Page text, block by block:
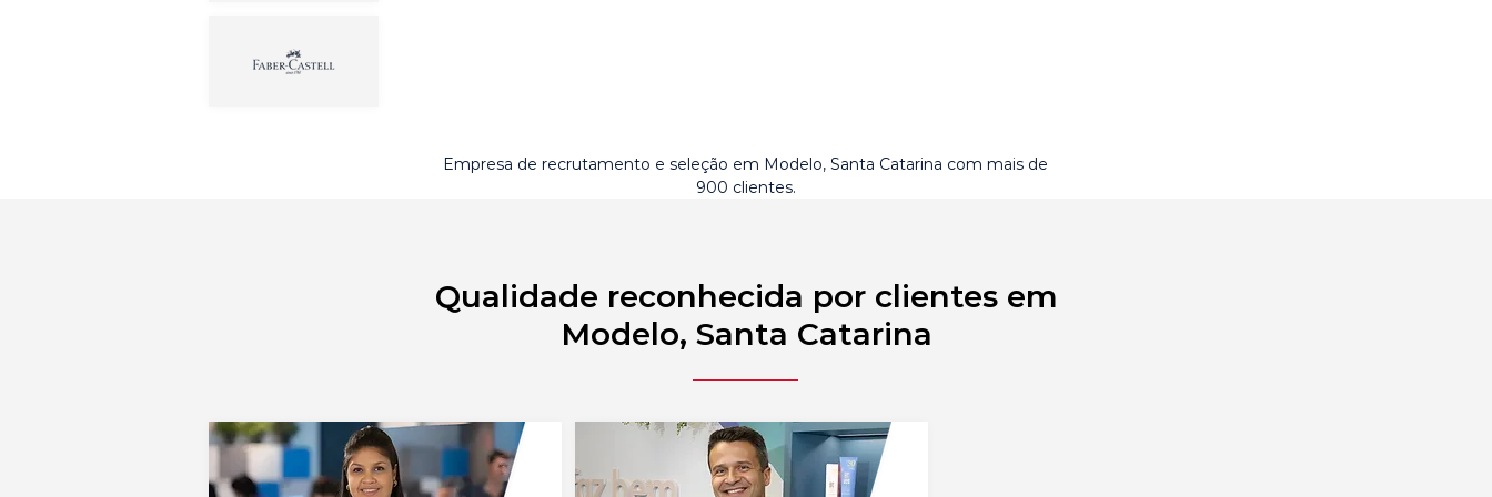
Empresa de recrutamento e seleção em Modelo, Santa Catarina com mais de
900 clientes.
Qualidade reconhecida por clientes em
Modelo, Santa Catarina